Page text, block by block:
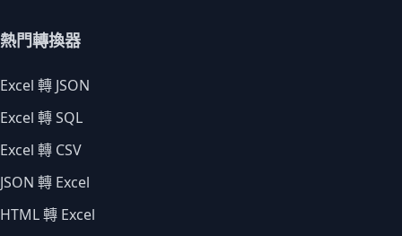
熱門轉換器
Excel 轉 JSON
Excel 轉 SQL
Excel 轉 CSV
JSON 轉 Excel
HTML 轉 Excel